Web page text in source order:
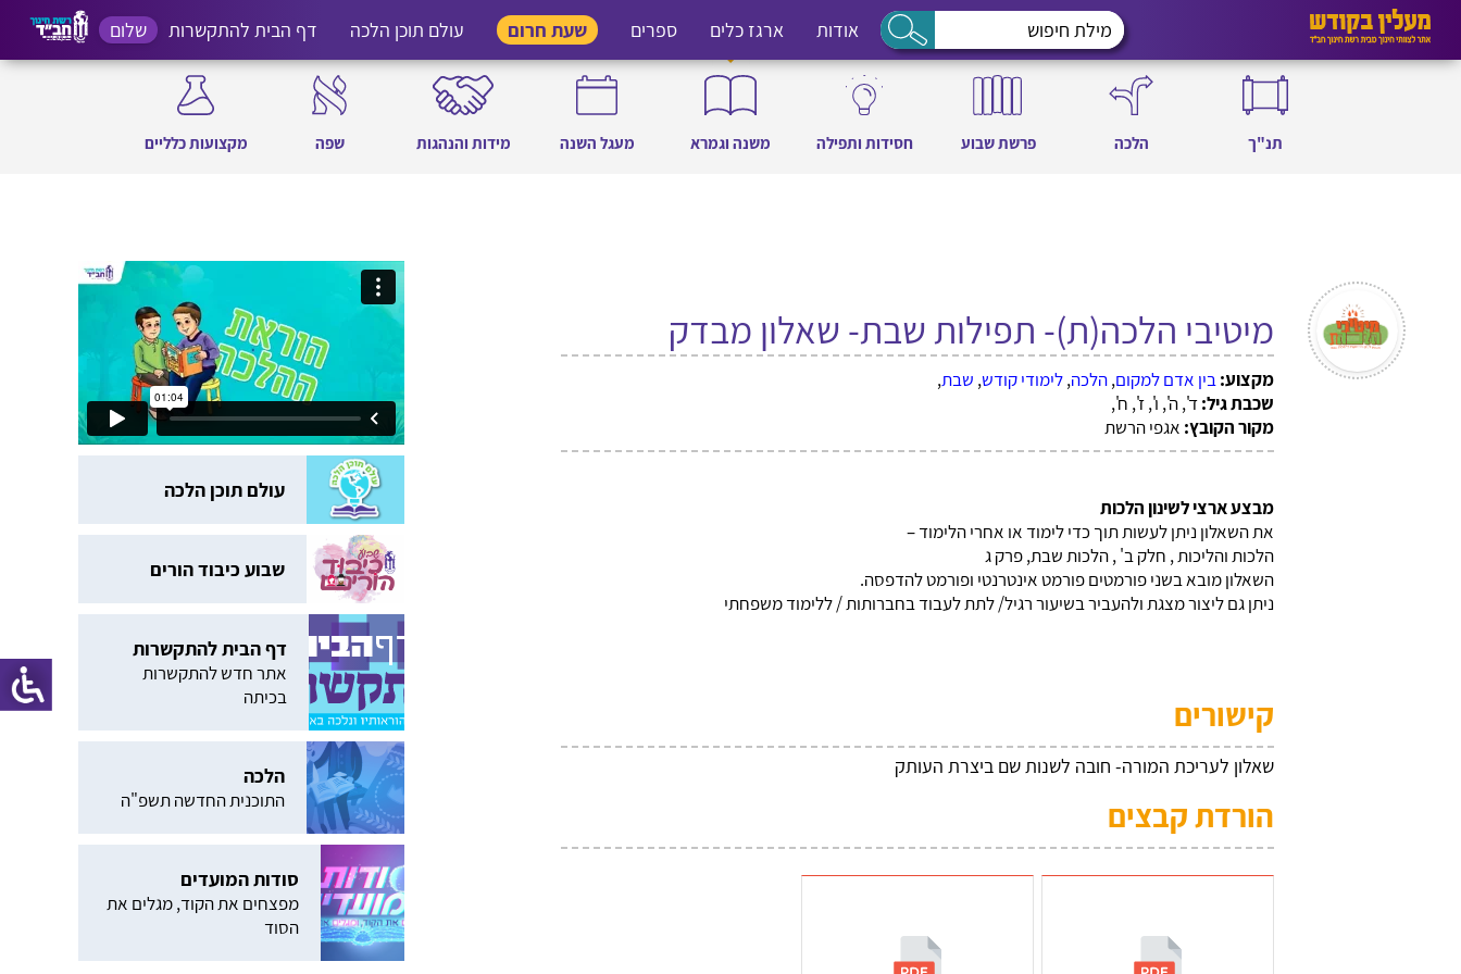
אודות ארגז כלים ספרים שעת חרום עולם תוכן הלכה דף הבית להתקשרות שלום
תנ"ך הלכה פרשת שבוע חסידות ותפילה משנה וגמרא מעגל השנה מידות והנהגות שפה מקצועות כלליים
מיטיבי הלכה(ת)- תפילות שבת- שאלון מבדק
מקצוע:בין אדם למקום,הלכה,לימודי קודש, שבת,
שכבת גיל:ד', ה', ו', ז', ח',
מקור הקובץ: אגפי הרשת
מבצע ארצי לשינון הלכות
את השאלון ניתן לעשות תוך כדי לימוד או אחרי הלימוד –
הלכות והליכות , חלק ב' , הלכות שבת, פרק ג
השאלון מובא בשני פורמטים פורמט אינטרנטי ופורמט להדפסה.
ניתן גם ליצור מצגת ולהעביר בשיעור רגיל/ לתת לעבוד בחברותות / ללימוד משפחתי
קישורים
שאלון לעריכת המורה- חובה לשנות שם ביצרת העותק
הורדת קבצים
עולם תוכן הלכה
שבוע כיבוד הורים
דף הבית להתקשרות
אתר חדש להתקשרות
בכיתה
הלכה
התוכנית החדשה תשפ"ה
סודות המועדים
מפצחים את הקוד, מגלים את
הסוד